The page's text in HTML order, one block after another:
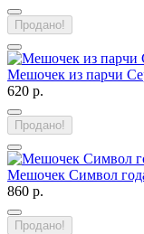
Продано!
Мешочек из парчи
620 р.
Продано!
Мешочек Символ
860 р.
Продано!